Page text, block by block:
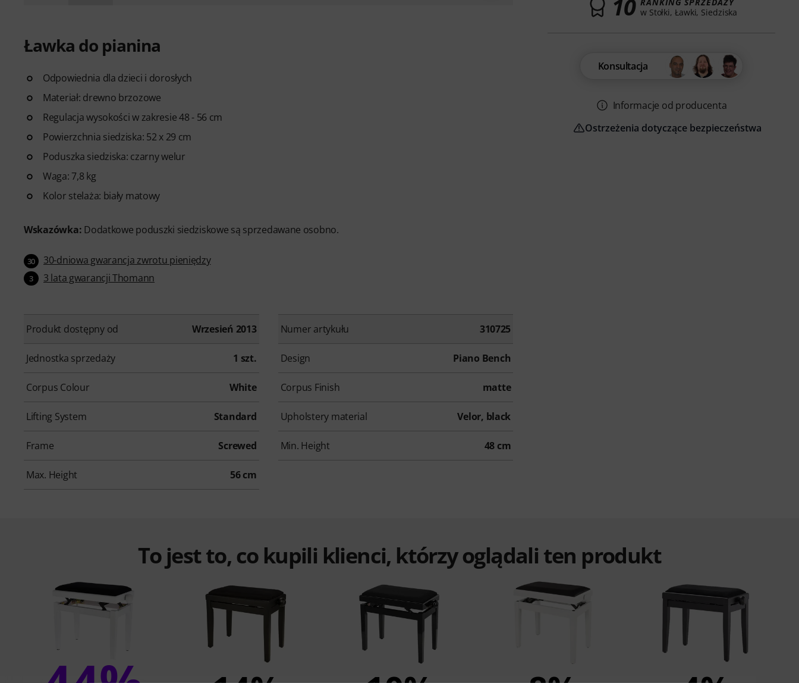
Ławka do pianina
Odpowiednia dla dzieci i dorosłych
Materiał: drewno brzozowe
Regulacja wysokości w zakresie 48 - 56 cm
Powierzchnia siedziska: 52 x 29 cm
Poduszka siedziska: czarny welur
Waga: 7,8 kg
Kolor stelaża: biały matowy
Wskazówka: Dodatkowe poduszki siedziskowe są sprzedawane osobno.
30 30-dniowa gwarancja zwrotu pieniędzy
3 3 lata gwarancji Thomann
Produkt dostępny od Wrzesień 2013 Numer artykułu 310725
Jednostka sprzedaży 1 szt. Design Piano Bench
Corpus Colour White Corpus Finish matte
Lifting System Standard Upholstery material Velor, black
Frame Screwed Min. Height 48 cm
Max. Height 56 cm
10 w Stołki, Ławki, Siedziska
Konsultacja
Informacje od producenta
Ostrzeżenia dotyczące bezpieczeństwa
To jest to, co kupili klienci, którzy oglądali ten produkt